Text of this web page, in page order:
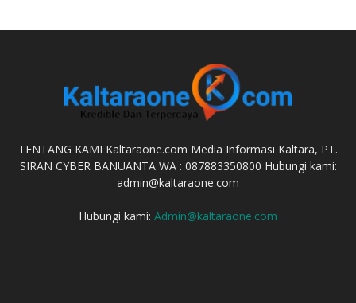
TENTANG KAMI Kaltaraone.com Media Informasi Kaltara, PT.
SIRAN CYBER BANUANTA WA : 087883350800 Hubungi kami:
admin@kaltaraone.com
Hubungi kami: Admin@kaltaraone.com